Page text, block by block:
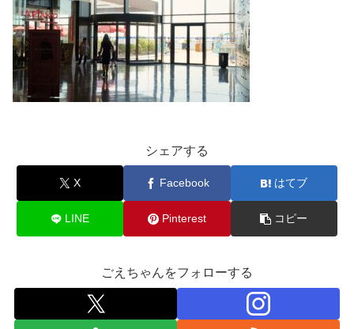
シェアする
X Facebook はてブ
LINE Pinterest コピー
ごえちゃんをフォローする